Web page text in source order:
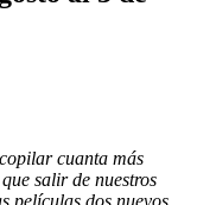
cuanta más
salir de nuestros